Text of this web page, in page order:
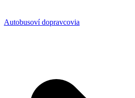
Autobusoví dopravcovia